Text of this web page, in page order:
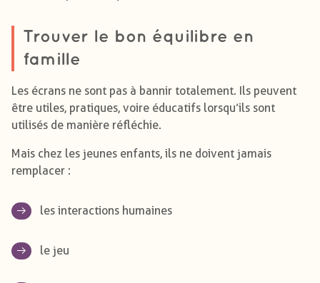
Trouver le bon équilibre en
famille
Les écrans ne sont pas à bannir totalement. Ils peuvent
être utiles, pratiques, voire éducatifs lorsqu’ils sont
utilisés de manière réfléchie.
Mais chez les jeunes enfants, ils ne doivent jamais
remplacer :
les interactions humaines
le jeu